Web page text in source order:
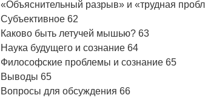
«Объяснительный разрыв» и «трудная
Субъективное 62
Каково быть летучей мышью? 63
Наука будущего и сознание 64
Философские проблемы и сознание 65
Выводы 65
Вопросы для обсуждения 66